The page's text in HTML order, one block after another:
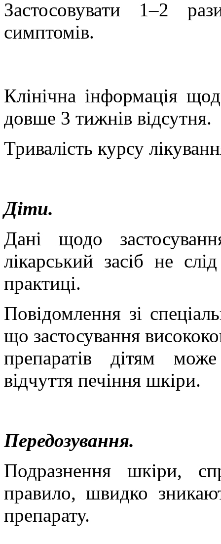
Застосовувати 1–2
симптомів.
Клінічна інформація
довше 3 тижнів відсутня.
Тривалість курсу
Діти.
Дані щодо
лікарський засіб не
практиці.
Повідомлення зі
що застосування
препаратів дітям
відчуття печіння шкіри.
Передозування.
Подразнення шкіри,
правило, швидко
препарату.